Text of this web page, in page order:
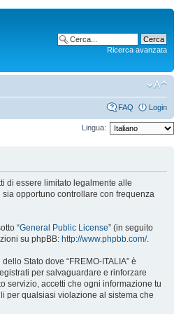
Ricerca avanzata
FAQ Login
Lingua:
di essere limitato legalmente alle
opportuno controllare con frequenza
“General Public License” (in seguito
su phpBB: http://www.phpbb.com/.
Stato dove “FREMO-ITALIA” è
per salvaguardare e rinforzare
servizio, accetti che ogni informazione tu
per qualsiasi violazione al sistema che